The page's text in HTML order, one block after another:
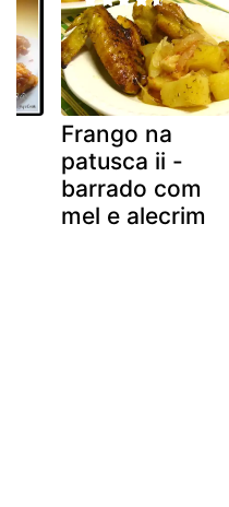
Frango na
patusca ii -
barrado com
mel e alecrim